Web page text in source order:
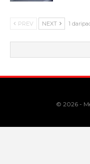
PREV NEXT 1
© 2026 -